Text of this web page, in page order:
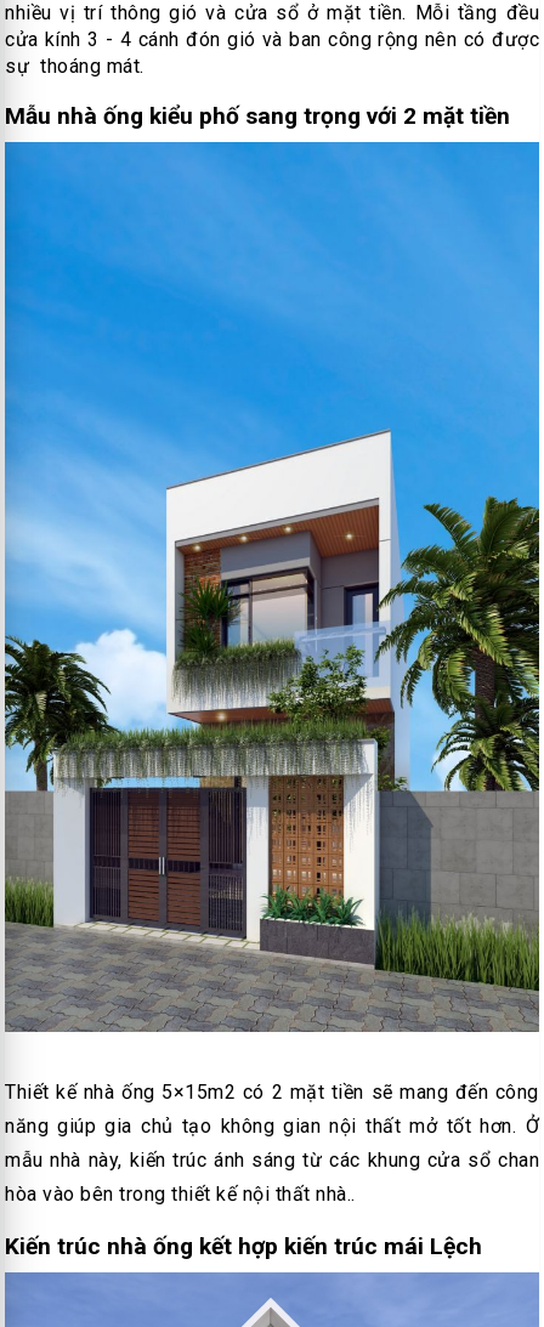
nhiều vị trí thông gió và cửa sổ ở mặt tiền. Mỗi tầng đều
cửa kính 3 - 4 cánh đón gió và ban công rộng nên có được
sự thoáng mát.
Mẫu nhà ống kiểu phố sang trọng với 2 mặt tiền
Thiết kế nhà ống 5×15m2 có 2 mặt tiền sẽ mang đến công
năng giúp gia chủ tạo không gian nội thất mở tốt hơn. Ở
mẫu nhà này, kiến trúc ánh sáng từ các khung cửa sổ chan
hòa vào bên trong thiết kế nội thất nhà..
Kiến trúc nhà ống kết hợp kiến trúc mái Lệch